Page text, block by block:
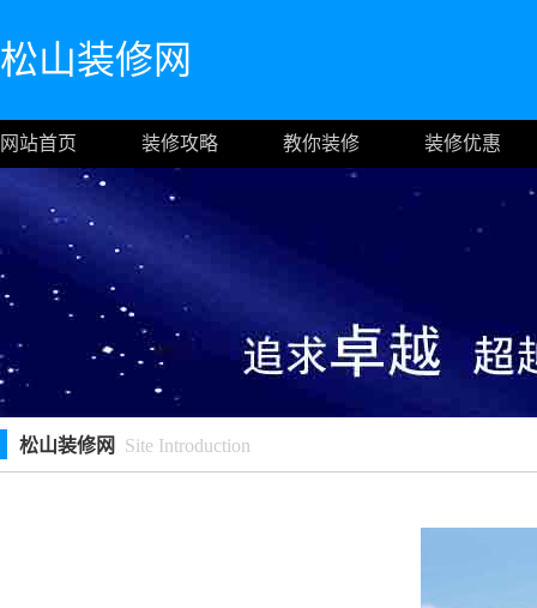
松山装修网
网站首页 装修攻略 教你装修 装修优惠
松山装修网 Site Introduction